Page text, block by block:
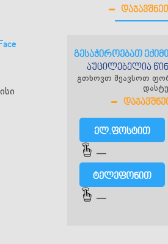
გესაჭიროებათ
აუცილებელია
გთხოვთ შეავსოთ
ელ.ფოსტით
—
ტელეფონით
—